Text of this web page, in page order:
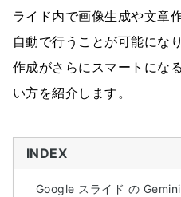
ライド内で画像生成や文章
自動で行うことが可能にな
作成がさらにスマートにな
い方を紹介します。
INDEX
Google スライド の